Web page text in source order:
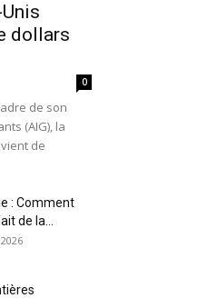
dollars
0
de son
(AIG), la
de
: Comment
de la...